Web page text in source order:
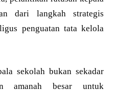
dari langkah strategis
penguatan tata kelola
sekolah bukan sekadar
amanah besar untuk